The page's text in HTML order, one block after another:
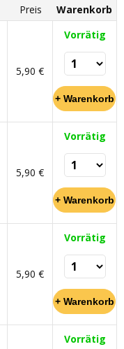
Preis Warenkorb
5,90 €
Vorrätig
5,90 €
Vorrätig
5,90 €
Vorrätig
Vorrätig